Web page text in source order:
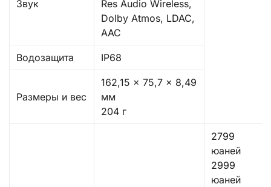
Звук
Res Audio Wireless,
Dolby Atmos, LDAC,
AAC
Водозащита IP68
Размеры и вес
162,15 x 75,7 x 8,49
мм
204 г
2799
юаней
2999
юаней